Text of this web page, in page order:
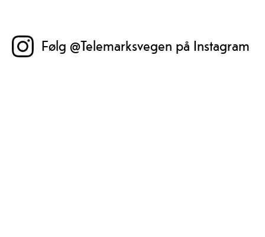
Følg @Telemarksvegen på Instagram